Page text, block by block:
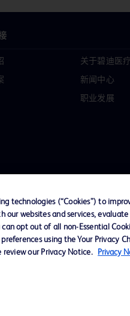
关于碧迪医疗
新闻中心
职业发展
BD Logo
All
technologies (“Cookies”) to
websites and services,
opt out of all non-Essential
using the Your Privacy
our Privacy Notice.
Privacy